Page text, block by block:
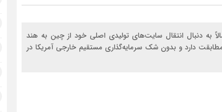
به دنبال انتقال سایت‌های تولیدی اصلی خود از چین به هند
دارد و بدون شک سرمایه‌گذاری مستقیم خارجی آمریکا در